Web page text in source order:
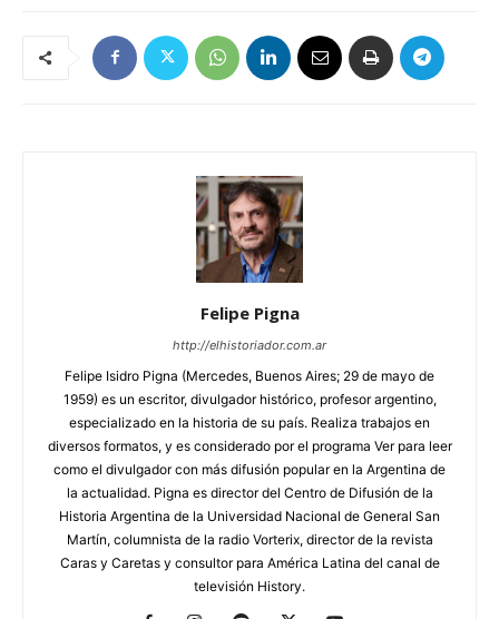
Felipe Pigna
http://elhistoriador.com.ar
Felipe Isidro Pigna (Mercedes, Buenos Aires; 29 de mayo de
1959) es un escritor, divulgador histórico, profesor argentino,
especializado en la historia de su país. Realiza trabajos en
diversos formatos, y es considerado por el programa Ver para leer
como el divulgador con más difusión popular en la Argentina de
la actualidad. Pigna es director del Centro de Difusión de la
Historia Argentina de la Universidad Nacional de General San
Martín, columnista de la radio Vorterix, director de la revista
Caras y Caretas y consultor para América Latina del canal de
televisión History.